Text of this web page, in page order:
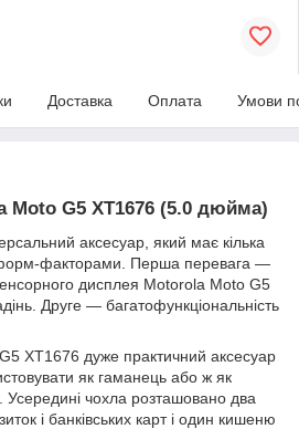
Доставка Оплата Умови
Moto G5 XT1676 (5.0 дюйма)
аксесуар, який має кілька
факторами. Перша перевага ―
дисплея Motorola Moto G5
Друге ― багатофункціональність
XT1676 дуже практичний аксесуар
як гаманець або ж як
Усередині чохла розташовано два
і банківських карт і один кишеню